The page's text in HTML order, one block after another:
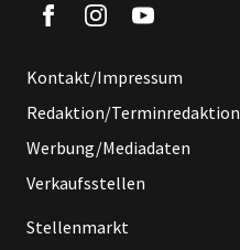
Kontakt/Impressum
Redaktion/Terminredaktion
Werbung/Mediadaten
Verkaufsstellen
Stellenmarkt